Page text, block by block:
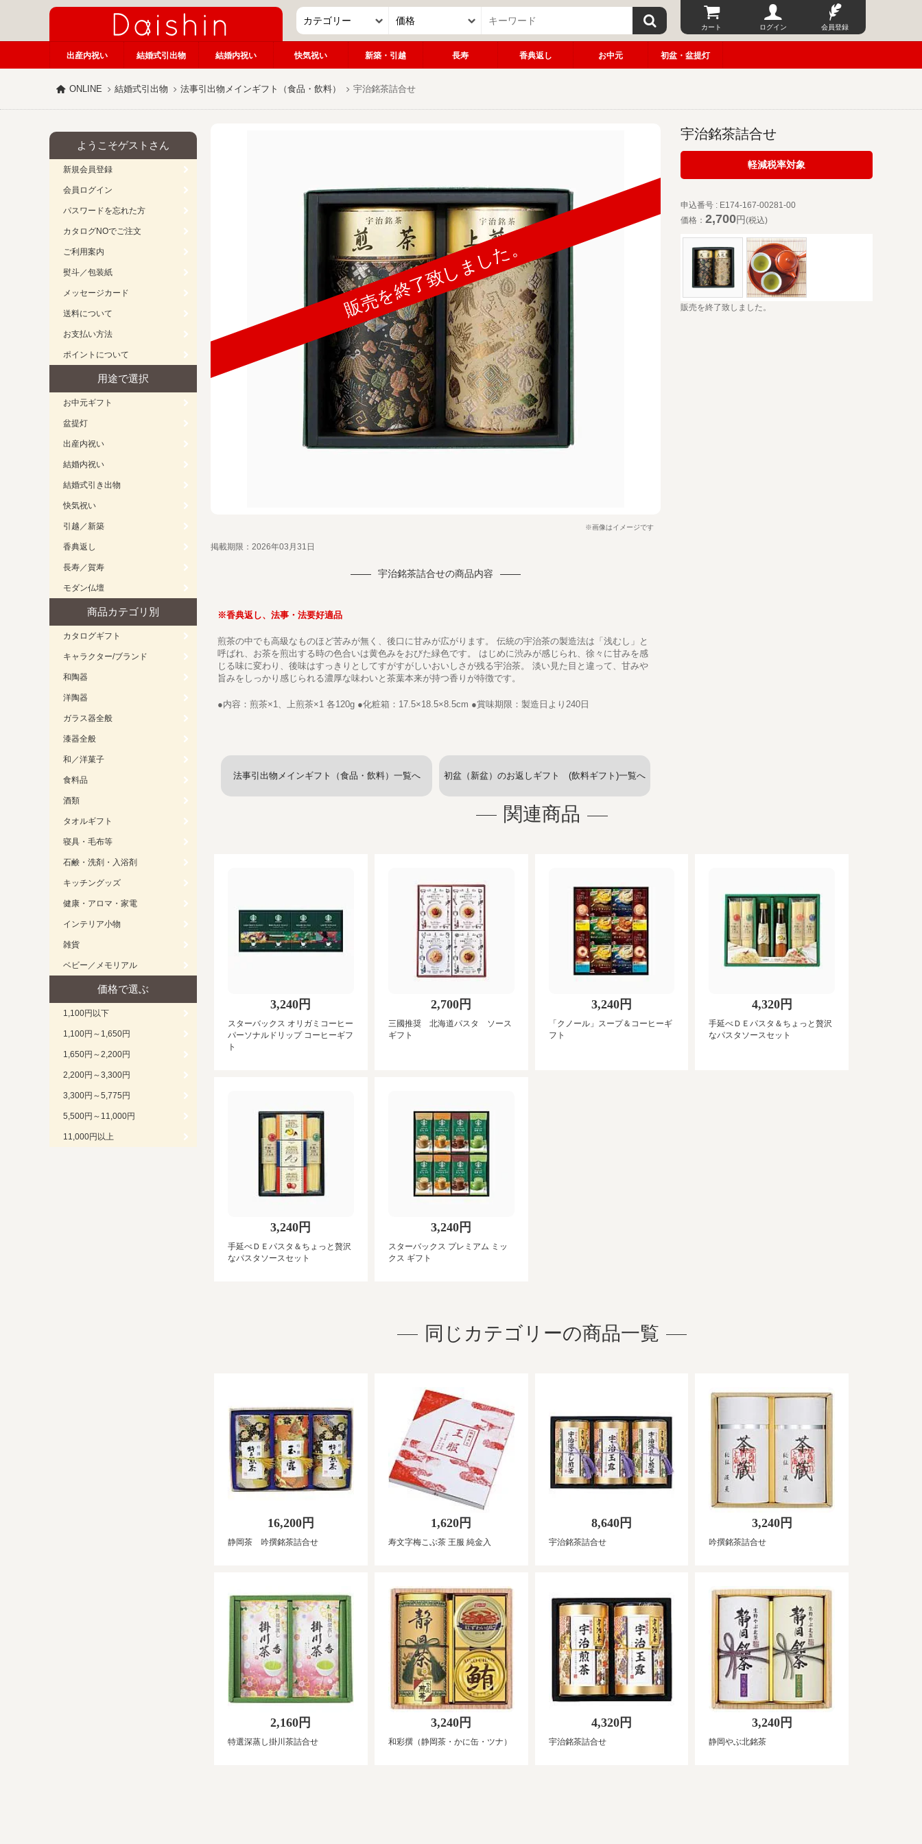
カート ログイン 会員登録
出産内祝い 結婚式引出物 結婚内祝い 快気祝い 新築・引越 長寿 香典返し お中元 初盆・盆提灯
ONLINE 結婚式引出物 法事引出物メインギフト（食品・飲料） 宇治銘茶詰合せ
販売を終了致しました。
※画像はイメージです
掲載期限：2026年03月31日
宇治銘茶詰合せの商品内容
※香典返し、法事・法要好適品
煎茶の中でも高級なものほど苦みが無く、後口に甘みが広がります。 伝統の宇治茶の製造法は「浅むし」と
呼ばれ、お茶を煎出する時の色合いは黄色みをおびた緑色です。 はじめに渋みが感じられ、徐々に甘みを感
じる味に変わり、後味はすっきりとしてすがすがしいおいしさが残る宇治茶。 淡い見た目と違って、甘みや
旨みをしっかり感じられる濃厚な味わいと茶葉本来が持つ香りが特徴です。
●内容：煎茶×1、上煎茶×1 各120g ●化粧箱：17.5×18.5×8.5cm ●賞味期限：製造日より240日
法事引出物メインギフト（食品・飲料）一覧へ 初盆（新盆）のお返しギフト (飲料ギフト)一覧へ
宇治銘茶詰合せ
軽減税率対象
申込番号 : E174-167-00281-00
価格：2,700円(税込)
販売を終了致しました。
関連商品
3,240円
スターバックス オリガミコーヒー
パーソナルドリップ コーヒーギフ
ト
2,700円
三國推奨 北海道パスタ ソース
ギフト
3,240円
「クノール」スープ＆コーヒーギ
フト
4,320円
手延べＤＥパスタ＆ちょっと贅沢
なパスタソースセット
3,240円
手延べＤＥパスタ＆ちょっと贅沢
なパスタソースセット
3,240円
スターバックス プレミアム ミッ
クス ギフト
同じカテゴリーの商品一覧
16,200円
静岡茶 吟撰銘茶詰合せ
1,620円
寿文字梅こぶ茶 王服 純金入
8,640円
宇治銘茶詰合せ
3,240円
吟撰銘茶詰合せ
2,160円
特選深蒸し掛川茶詰合せ
3,240円
和彩撰（静岡茶・かに缶・ツナ）
4,320円
宇治銘茶詰合せ
3,240円
静岡やぶ北銘茶
ようこそゲストさん
新規会員登録
会員ログイン
パスワードを忘れた方
カタログNOでご注文
ご利用案内
熨斗／包装紙
メッセージカード
送料について
お支払い方法
ポイントについて
用途で選択
お中元ギフト
盆提灯
出産内祝い
結婚内祝い
結婚式引き出物
快気祝い
引越／新築
香典返し
長寿／賀寿
モダン仏壇
商品カテゴリ別
カタログギフト
キャラクター/ブランド
和陶器
洋陶器
ガラス器全般
漆器全般
和／洋菓子
食料品
酒類
タオルギフト
寝具・毛布等
石鹸・洗剤・入浴剤
キッチングッズ
健康・アロマ・家電
インテリア小物
雑貨
ベビー／メモリアル
価格で選ぶ
1,100円以下
1,100円～1,650円
1,650円～2,200円
2,200円～3,300円
3,300円～5,775円
5,500円～11,000円
11,000円以上